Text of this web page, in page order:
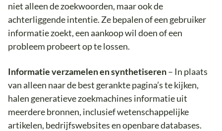
niet alleen de zoekwoorden, maar ook de
achterliggende intentie. Ze bepalen of een gebruiker
informatie zoekt, een aankoop wil doen of een
probleem probeert op te lossen.
Informatie verzamelen en synthetiseren– In plaats
van alleen naar de best gerankte pagina’s te kijken,
halen generatieve zoekmachines informatie uit
meerdere bronnen, inclusief wetenschappelijke
artikelen, bedrijfswebsites en openbare databases.